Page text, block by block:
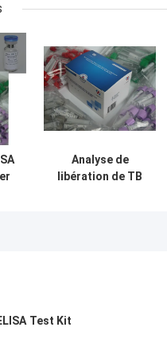
Analyse de
libération de TB
Test Kit